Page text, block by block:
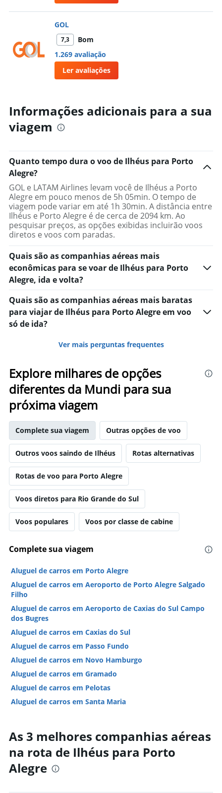
GOL
7,3
Bom
1.269 avaliação
Ler avaliações
Informações adicionais para a sua
viagem
Quanto tempo dura o voo de Ilhéus para Porto
Alegre?
GOL e LATAM Airlines levam você de Ilhéus a Porto
Alegre em pouco menos de 5h 05min. O tempo de
viagem pode variar em até 1h 30min. A distância entre
Ilhéus e Porto Alegre é de cerca de 2094 km. Ao
pesquisar preços, as opções exibidas incluirão voos
diretos e voos com paradas.
Quais são as companhias aéreas mais
econômicas para se voar de Ilhéus para Porto
Alegre, ida e volta?
Quais são as companhias aéreas mais baratas
para viajar de Ilhéus para Porto Alegre em voo
só de ida?
Ver mais perguntas frequentes
Explore milhares de opções
diferentes da Mundi para sua
próxima viagem
Complete sua viagem Outras opções de voo
Outros voos saindo de Ilhéus Rotas alternativas
Rotas de voo para Porto Alegre
Voos diretos para Rio Grande do Sul
Voos populares Voos por classe de cabine
Complete sua viagem
Aluguel de carros em Porto Alegre
Aluguel de carros em Aeroporto de Porto Alegre Salgado
Filho
Aluguel de carros em Aeroporto de Caxias do Sul Campo
dos Bugres
Aluguel de carros em Caxias do Sul
Aluguel de carros em Passo Fundo
Aluguel de carros em Novo Hamburgo
Aluguel de carros em Gramado
Aluguel de carros em Pelotas
Aluguel de carros em Santa Maria
Aluguel de carros em Gravataí
Hotéis em Porto Alegre
Hotéis em Gramado
As 3 melhores companhias aéreas
na rota de Ilhéus para Porto
Alegre